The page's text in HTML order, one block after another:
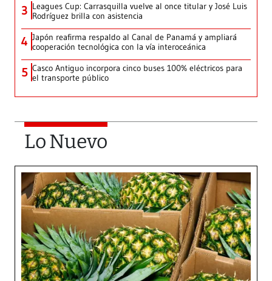
3 Leagues Cup: Carrasquilla vuelve al once titular y José Luis
Rodríguez brilla con asistencia
4 Japón reafirma respaldo al Canal de Panamá y ampliará
cooperación tecnológica con la vía interoceánica
5 Casco Antiguo incorpora cinco buses 100% eléctricos para
el transporte público
Lo Nuevo